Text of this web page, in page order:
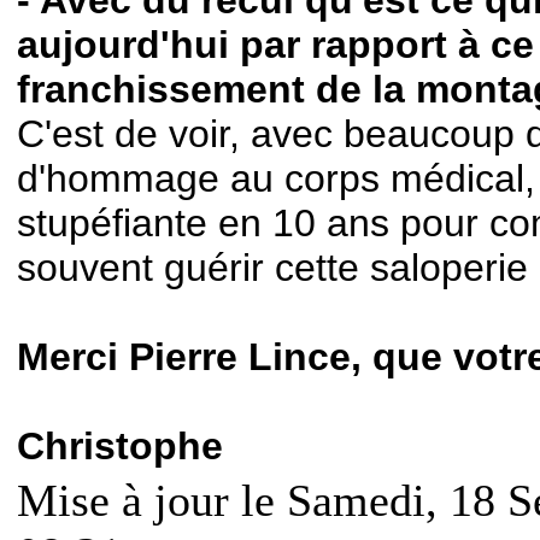
aujourd'hui par rapport à
franchissement de la
C'est de voir, avec beaucoup
d'hommage au corps
stupéfiante en 10 ans pour
souvent guérir cette saloperie
Merci Pierre Lince, que
Christophe
Mise à jour le Samedi, 18